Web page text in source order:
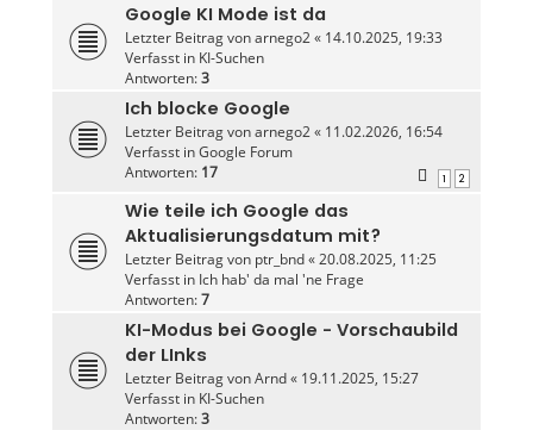
Google KI Mode ist da
Letzter Beitrag vonarnego2« 14.10.2025, 19:33
Verfasst in KI-Suchen
Antworten:3
Ich blocke Google
Letzter Beitrag vonarnego2« 11.02.2026, 16:54
Verfasst inGoogle Forum
Antworten: 17 1 2
Wie teile ich Google das
Aktualisierungsdatum mit?
Letzter Beitrag von ptr_bnd«20.08.2025, 11:25
Verfasst in Ich hab' da mal 'ne Frage
Antworten:7
KI-Modus bei Google - Vorschaubild
der LInks
Letzter Beitrag vonArnd« 19.11.2025, 15:27
Verfasst in KI-Suchen
Antworten:3